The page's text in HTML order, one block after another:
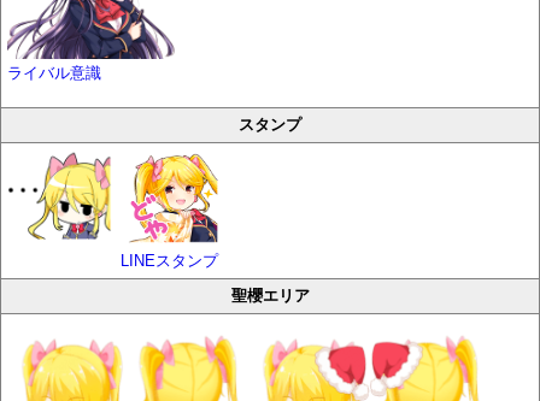
ライバル意識
スタンプ
LINEスタンプ
聖櫻エリア